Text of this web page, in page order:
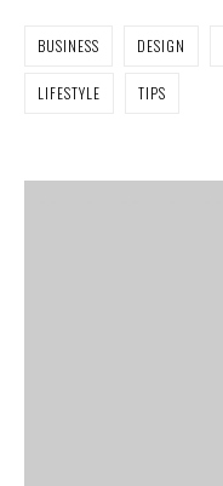
BUSINESS DESIGN
LIFESTYLE TIPS